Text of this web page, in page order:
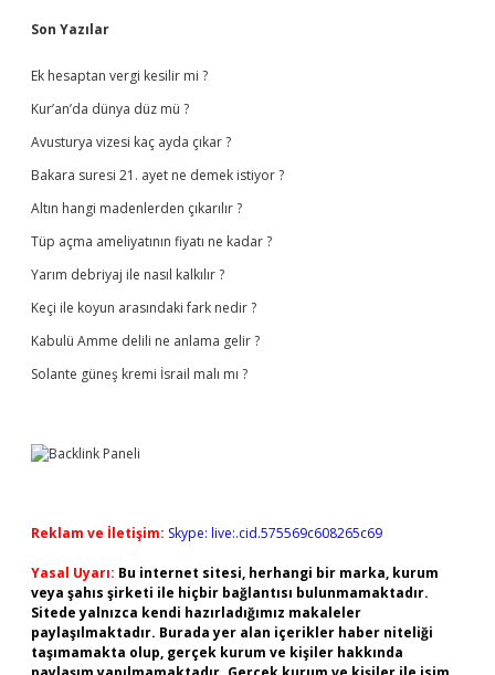
Sidebar
Son Yazılar
Ek hesaptan vergi kesilir mi ?
Kur’an’da dünya düz mü ?
Avusturya vizesi kaç ayda çıkar ?
Bakara suresi 21. ayet ne demek istiyor ?
Altın hangi madenlerden çıkarılır ?
Tüp açma ameliyatının fiyatı ne kadar ?
Yarım debriyaj ile nasıl kalkılır ?
Keçi ile koyun arasındaki fark nedir ?
Kabulü Amme delili ne anlama gelir ?
Solante güneş kremi İsrail malı mı ?
Reklam ve İletişim: Skype: live:.cid.575569c608265c69
Yasal Uyarı: Bu internet sitesi, herhangi bir marka, kurum
veya şahıs şirketi ile hiçbir bağlantısı bulunmamaktadır.
Sitede yalnızca kendi hazırladığımız makaleler
paylaşılmaktadır. Burada yer alan içerikler haber niteliği
taşımamakta olup, gerçek kurum ve kişiler hakkında